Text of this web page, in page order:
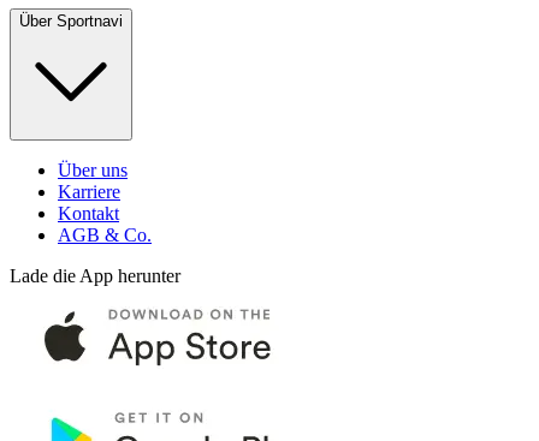
Über Sportnavi
Über uns
Karriere
Kontakt
AGB & Co.
Lade die App herunter